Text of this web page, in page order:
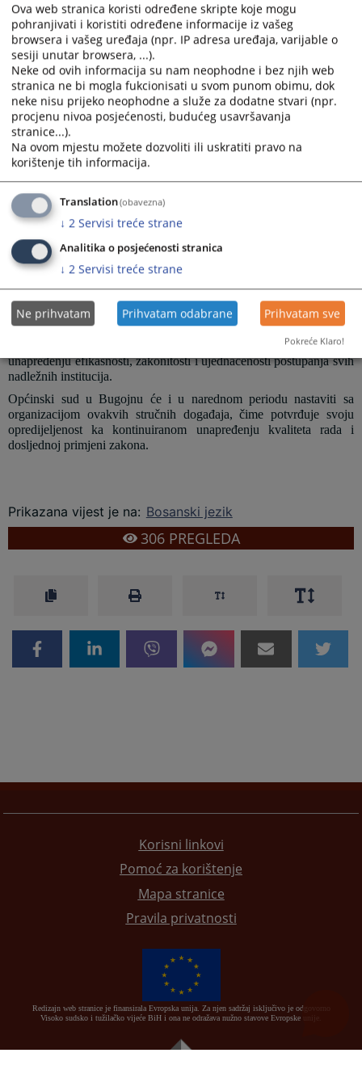
Okruglom stolu prisustvovali su: glavni tužitelj Kantonalnog
tužilaštva Srednjobosanskog kantona Šemsudin Fuško, ispred
MUP-a Srednjobosanskog kantona policijski komesar Ibrahim
Klisura, predstavnici i načelnik Policijske uprave Bugojno Hasan
Hodžić, te predstavnici policijskih stanica Bugojno, Gornji Vakuf-
Uskoplje i Donji Vakuf.
Nakon uvodnog obraćanja predsjednice Općinskog suda u
Bugojnu Randžane Hadžibegović Haračić, uslijedilo je izlaganje na
temu: “Primjena Zakona o prekršajima Federacije BiH” koje je
održao sudija Općinskog suda u Bugojnu Safet Žuljko. Nakon
su glavni tužitelj Kantonalnog tužilaštva Srednjobosanskog kantona
Šemsudin Fuško i Darko Solomun, sudija i predsjednik krivično-
prekršajnog odjeljenja Općinskog suda u Bugojnu.
Cilj održavanja okruglog stola bio je razmatranje postojećih dilema
i izazova u primjeni relevantnih zakonskih propisa, unapređenje
prakse, kao i jačanje međuinstitucionalne saradnje između
pravosudnih i policijskih organa.
Tom prilikom, razmijenjena su iskustva iz svakodnevne prakse,
diskutovano je o aktuelnim problemima u primjeni i provođenju
propisa, te su usvojeni ključni zaključci i preporuke usmjerene ka
unapređenju efikasnosti, zakonitosti i ujednačenosti postupanja svih
nadležnih institucija.
Općinski sud u Bugojnu će i u narednom periodu nastaviti sa
organizacijom ovakvih stručnih događaja, čime potvrđuje svoju
opredijeljenost ka kontinuiranom unapređenju kvaliteta rada i
dosljednoj primjeni zakona.
Prikazana vijest je na: Bosanski jezik
306PREGLEDA
Korisni linkovi
Pomoć za korištenje
Mapa stranice
Pravila privatnosti
Redizajn web stranice je finansirala Evropska unija. Za njen sadržaj isključivo je odgovorno
Visoko sudsko i tužilačko vijeće BiH i ona ne odražava nužno stavove Evropske unije.
Ova web stranica koristi određene skripte koje mogu
pohranjivati i koristiti određene informacije iz vašeg
browsera i vašeg uređaja (npr. IP adresa uređaja, varijable o
sesiji unutar browsera, ...).
Neke od ovih informacija su nam neophodne i bez njih web
stranica ne bi mogla fukcionisati u svom punom obimu, dok
neke nisu prijeko neophodne a služe za dodatne stvari (npr.
procjenu nivoa posjećenosti, budućeg usavršavanja
stranice...).
Na ovom mjestu možete dozvoliti ili uskratiti pravo na
korištenje tih informacija.
Translation(obavezna)
↓ 2 Servisi treće strane
Analitika o posjećenosti stranica
↓ 2 Servisi treće strane
Ne prihvatam Prihvatam odabrane Prihvatam sve
Pokreće Klaro!